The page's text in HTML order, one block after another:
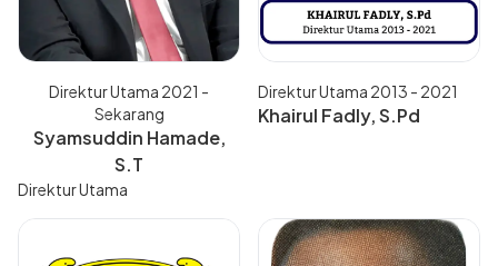
Direktur Utama 2021 -
Sekarang
Syamsuddin Hamade,
S.T
Direktur Utama
Direktur Utama 2013 - 2021
Khairul Fadly, S.Pd